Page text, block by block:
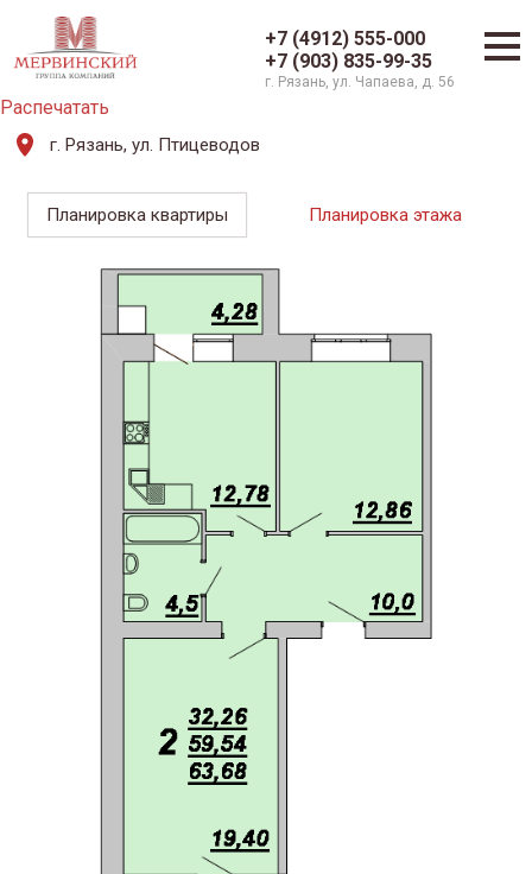
+7 (4912) 555-000
+7 (903) 835-99-35
г. Рязань, ул. Чапаева, д. 56
Распечатать
г. Рязань, ул. Птицеводов
Планировка квартиры Планировка этажа